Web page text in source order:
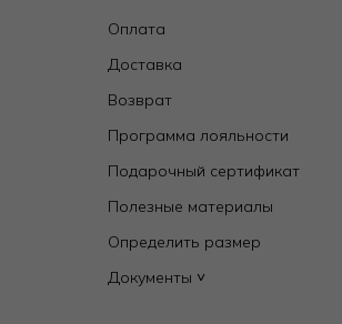
Оплата
Доставка
Возврат
Программа лояльности
Подарочный сертификат
Полезные материалы
Определить размер
Документы ˅